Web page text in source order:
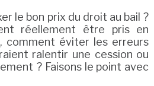
le bon prix du droit au bail ?
réellement être pris en
comment éviter les erreurs
ralentir une cession ou
? Faisons le point avec